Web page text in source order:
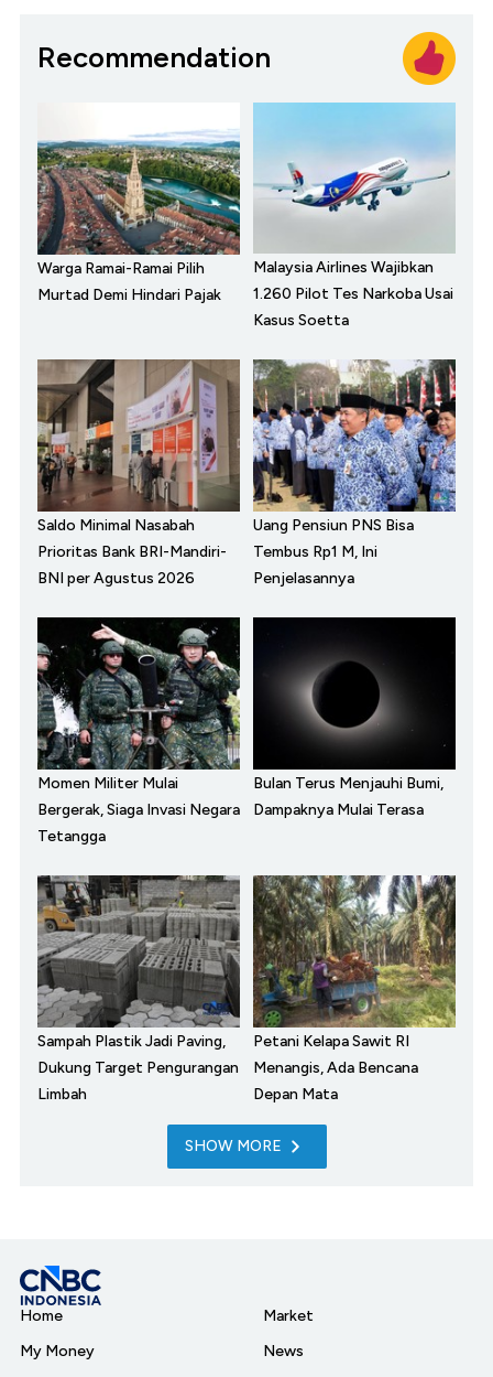
Recommendation
Warga Ramai-Ramai Pilih
Murtad Demi Hindari Pajak
Malaysia Airlines Wajibkan
1.260 Pilot Tes Narkoba Usai
Kasus Soetta
Saldo Minimal Nasabah
Prioritas Bank BRI-Mandiri-
BNI per Agustus 2026
Uang Pensiun PNS Bisa
Tembus Rp1 M, Ini
Penjelasannya
Momen Militer Mulai
Bergerak, Siaga Invasi Negara
Tetangga
Bulan Terus Menjauhi Bumi,
Dampaknya Mulai Terasa
Sampah Plastik Jadi Paving,
Dukung Target Pengurangan
Limbah
Petani Kelapa Sawit RI
Menangis, Ada Bencana
Depan Mata
SHOW MORE
Home
My Money
Market
News